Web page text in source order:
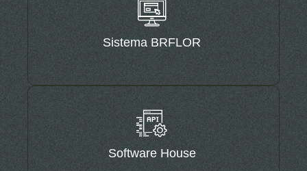
Sistema BRFLOR
Software House